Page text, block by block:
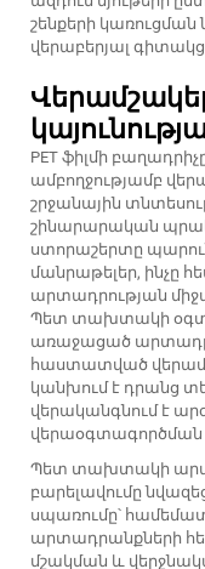
շենքերի
վերաբերյալ
PET ֆիլմի
ամբողջությամբ
շրջանային
շինարարական
ստորաշերտը
մանրաթելեր, ինչը
արտադրության
Պետ տախտակի
առաջացած
հաստատված
կանխում է դրանց
վերականգնում է
վերաօգտագործման
Պետ տախտակի
բարելավումը
սպառումը՝
արտադրանքների
մշակման և